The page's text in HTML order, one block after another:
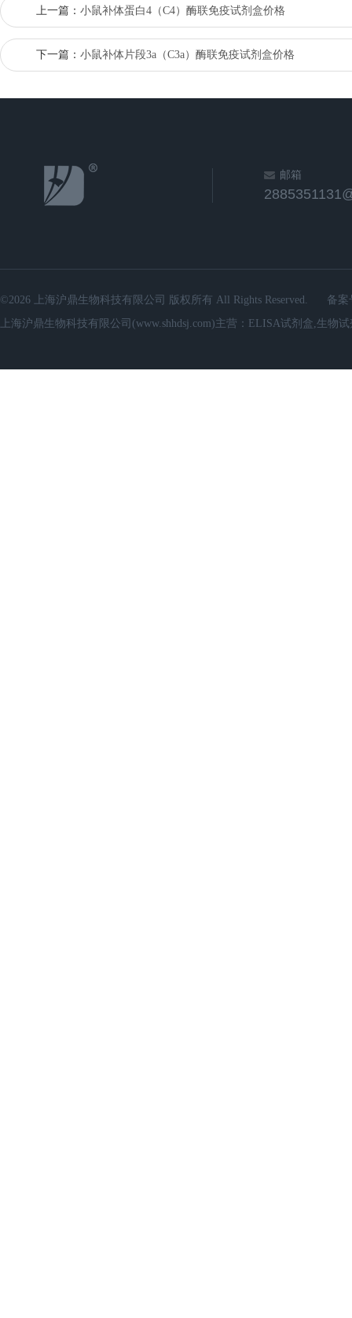
上一篇： 小鼠补体蛋白4（C4）酶联免疫试剂盒价格
下一篇： 小鼠补体片段3a（C3a）酶联免疫试剂盒价格
邮箱
©2026 上海沪鼎生物科技有限公司 版权所有 All Rights Reserved.
备案
上海沪鼎生物科技有限公司(www.shhdsj.com)主营：ELISA试剂盒,生物